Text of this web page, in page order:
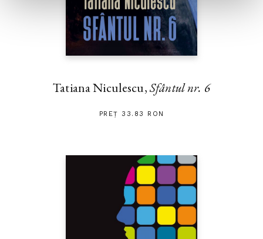
Tatiana Niculescu,Sfântul nr. 6
PREȚ 33.83 RON